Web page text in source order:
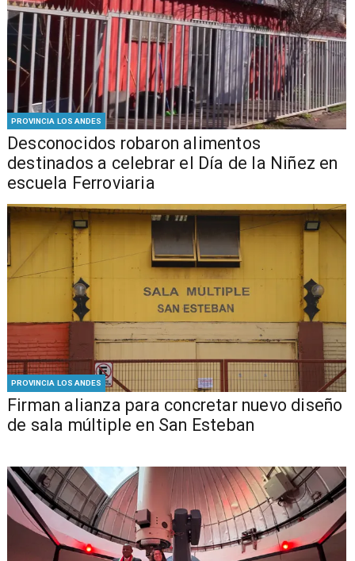
PROVINCIA LOS ANDES
Desconocidos robaron alimentos
destinados a celebrar el Día de la Niñez en
escuela Ferroviaria
PROVINCIA LOS ANDES
​​Firman alianza para concretar nuevo diseño
de sala múltiple en San Esteban